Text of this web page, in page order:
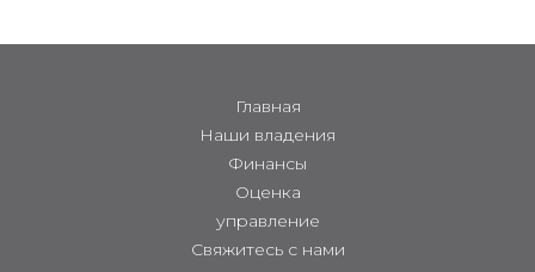
Главная
Наши владения
Финансы
Оценка
управление
Свяжитесь с нами